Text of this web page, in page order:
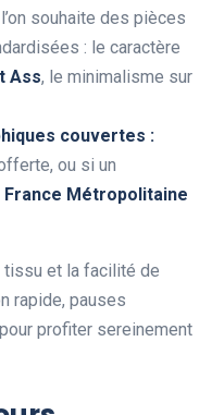
souhaite des pièces
: le caractère
Ass, le minimalisme sur
couvertes :
ou si un
France Métropolitaine
tissu et la facilité de
rapide, pauses
profiter sereinement